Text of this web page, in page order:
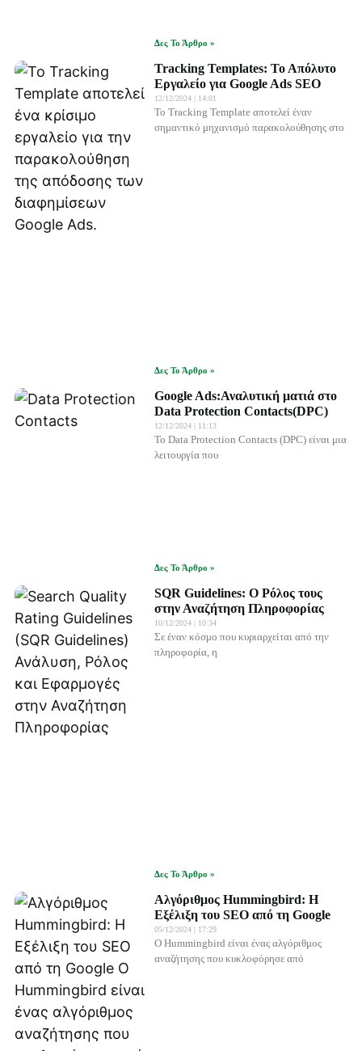
Δες Το Άρθρο »
Tracking Templates: Το Απόλυτο
Εργαλείο για Google Ads SEO
12/12/2024 14:01
Το Tracking Template αποτελεί έναν
σημαντικό μηχανισμό παρακολούθησης στο
Δες Το Άρθρο »
Google Ads:Αναλυτική ματιά στο
Data Protection Contacts(DPC)
12/12/2024 11:13
Το Data Protection Contacts (DPC) είναι μια
λειτουργία που
Δες Το Άρθρο »
SQR Guidelines: Ο Ρόλος τους
στην Αναζήτηση Πληροφορίας
10/12/2024 10:34
Σε έναν κόσμο που κυριαρχείται από την
πληροφορία, η
Δες Το Άρθρο »
Αλγόριθμος Hummingbird: Η
Εξέλιξη του SEO από τη Google
05/12/2024 17:29
Ο Hummingbird είναι ένας αλγόριθμος
αναζήτησης που κυκλοφόρησε από